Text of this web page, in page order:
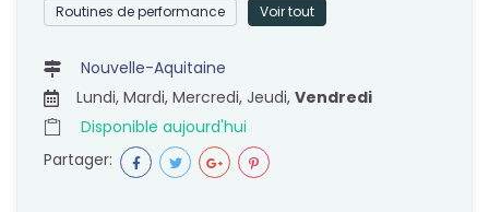
Routines de performance Voir tout
Nouvelle-Aquitaine
Lundi, Mardi, Mercredi, Jeudi, Vendredi
Disponible aujourd'hui
Partager: